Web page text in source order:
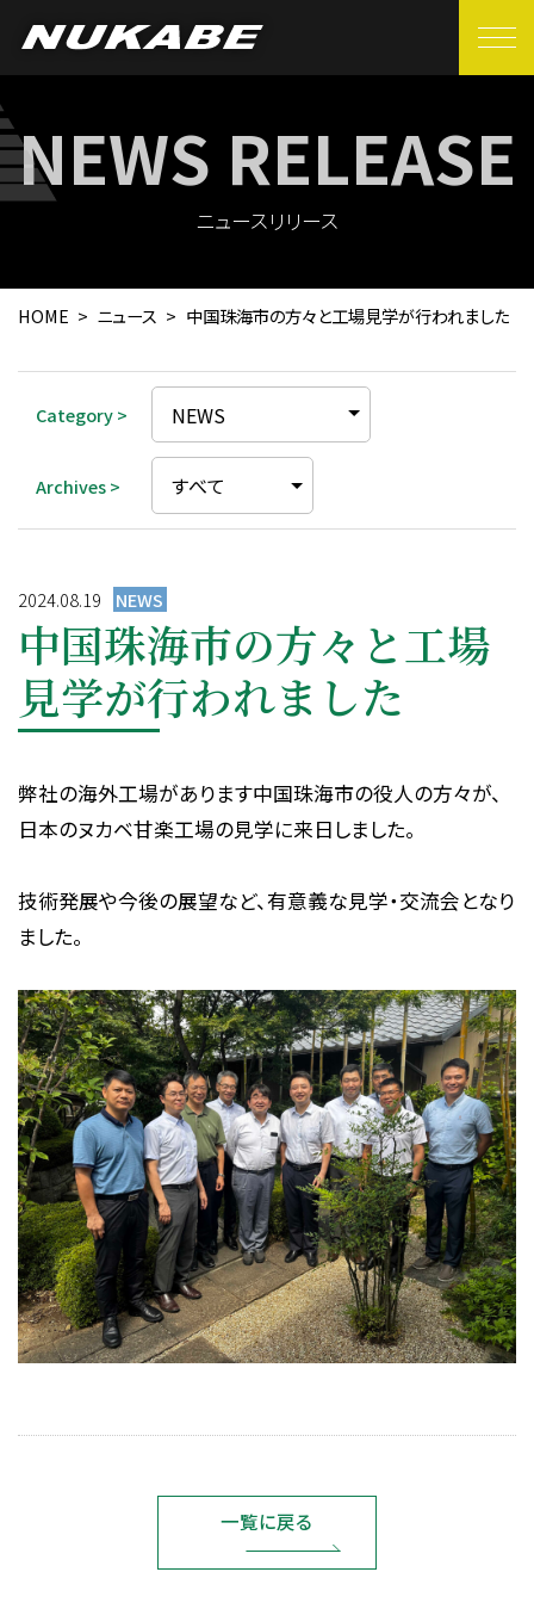
ヌカベの強み
生産設備
会社紹介
CONTACT
プライバシーポリシー
ニュースリリース
HOME ニュース 中国珠海市の方々と工場見学が行われました
Category >
Archives >
2024.08.19 NEWS
中国珠海市の方々と工場
見学が行われました
弊社の海外工場があります中国珠海市の役人の方々が、
日本のヌカベ甘楽工場の見学に来日しました。
技術発展や今後の展望など、有意義な見学・交流会となり
ました。
一覧に戻る